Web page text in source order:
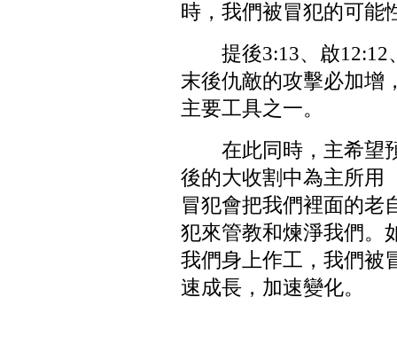
時，我們被冒犯的可能
提後3:13、啟
末後仇敵的攻擊必加增
主要工具之一。
在此同時，主希望
後的大收割中為主所用
冒犯會把我們裡面的老
犯來管教和煉淨我們。
我們身上作工，我們被
速成長，加速變化。